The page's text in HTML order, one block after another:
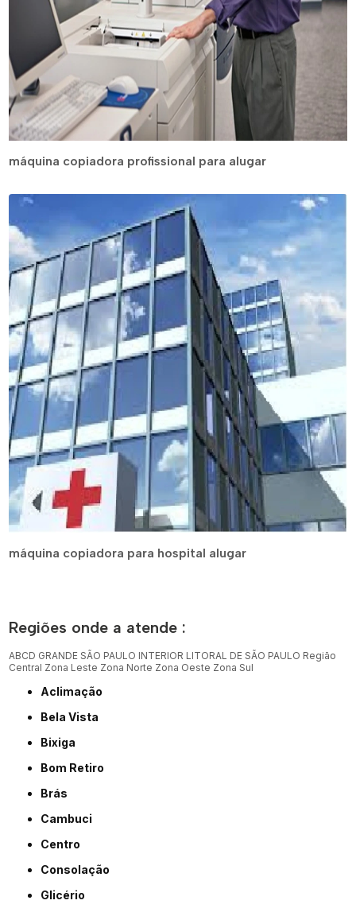
máquina copiadora profissional para alugar
máquina copiadora para hospital alugar
Regiões onde a atende :
ABCD GRANDE SÃO PAULO INTERIOR LITORAL DE SÃO PAULO Região
Central Zona Leste Zona Norte Zona Oeste Zona Sul
Aclimação
Bela Vista
Bixiga
Bom Retiro
Brás
Cambuci
Centro
Consolação
Glicério